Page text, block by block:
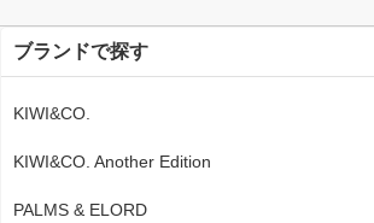
ブランドで探す
KIWI&CO.
KIWI&CO. Another Edition
PALMS & ELORD